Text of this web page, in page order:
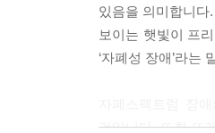
전문가 코너 아이
전문가 코너 질문
전문가 코너 미술
또래보다 체구도
다치는 일도 발생
였다. 또 다시 민수
있음을 의미합니다
보이는 햇빛이 프
‘자폐성 장애’라는
것입니다. 또한 또